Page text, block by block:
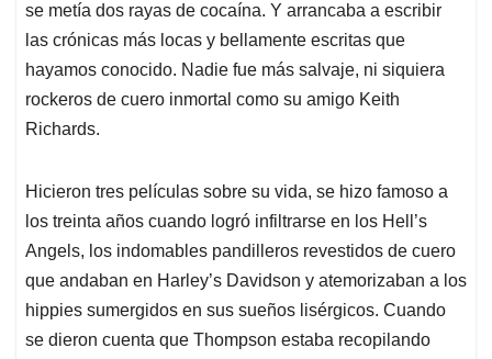
se metía dos rayas de cocaína. Y arrancaba a escribir
las crónicas más locas y bellamente escritas que
hayamos conocido. Nadie fue más salvaje, ni siquiera
rockeros de cuero inmortal como su amigo Keith
Richards.
Hicieron tres películas sobre su vida, se hizo famoso a
los treinta años cuando logró infiltrarse en los Hell’s
Angels, los indomables pandilleros revestidos de cuero
que andaban en Harley’s Davidson y atemorizaban a los
hippies sumergidos en sus sueños lisérgicos. Cuando
se dieron cuenta que Thompson estaba recopilando